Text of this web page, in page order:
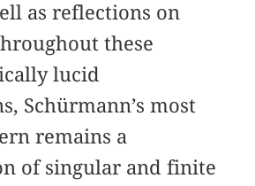
as reflections on
these
lucid
Schürmann’s most
remains a
of singular and finite